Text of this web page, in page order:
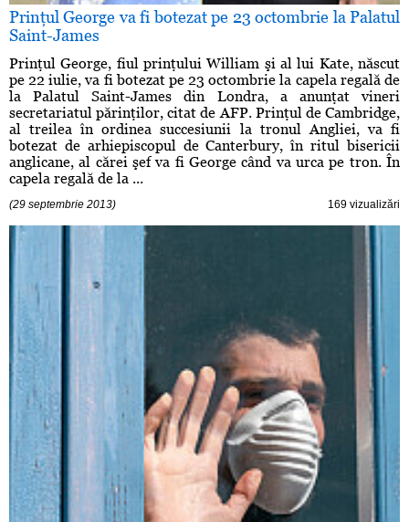
Prinţul George va fi botezat pe 23 octombrie la Palatul
Saint-James
Prinţul George, fiul prinţului William şi al lui Kate, născut
pe 22 iulie, va fi botezat pe 23 octombrie la capela regală de
la Palatul Saint-James din Londra, a anunţat vineri
secretariatul părinţilor, citat de AFP. Prinţul de Cambridge,
al treilea în ordinea succesiunii la tronul Angliei, va fi
botezat de arhiepiscopul de Canterbury, în ritul bisericii
anglicane, al cărei şef va fi George când va urca pe tron. În
capela regală de la ...
(29 septembrie 2013) 169 vizualizări